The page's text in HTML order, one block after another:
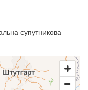
супутникова